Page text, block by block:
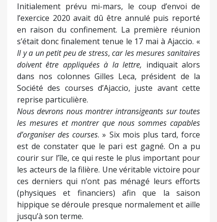
Initialement prévu mi-mars, le coup d’envoi de
l’exercice 2020 avait dû être annulé puis reporté
en raison du confinement. La première réunion
s’était donc finalement tenue le 17 mai à Ajaccio. «
Il y a un petit peu de stress,car les mesures sanitaires
doivent être appliquées à la lettre, indiquait alors
dans nos colonnes Gilles Leca, président de la
Société des courses d’Ajaccio, juste avant cette
reprise particulière.
Nous devrons nous montrer intransigeants sur toutes
les mesures et montrer que nous sommes capables
d’organiser des courses. » Six mois plus tard, force
est de constater que le pari est gagné. On a pu
courir sur l’île, ce qui reste le plus important pour
les acteurs de la filière. Une véritable victoire pour
ces derniers qui n’ont pas ménagé leurs efforts
(physiques et financiers) afin que la saison
hippique se déroule presque normalement et aille
jusqu’à son terme.